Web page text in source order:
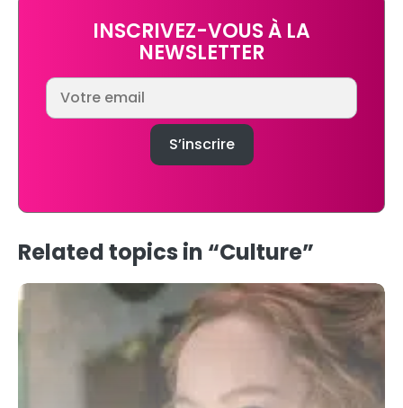
INSCRIVEZ-VOUS À LA
NEWSLETTER
Related topics in “Culture”